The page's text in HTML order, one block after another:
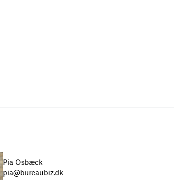
Pia Osbæck
pia@bureaubiz.dk